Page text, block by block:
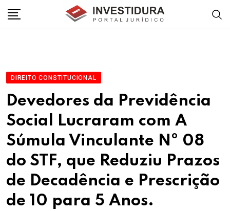
DIREITO CONSTITUCIONAL
Devedores da Previdência
Social Lucraram com A
Súmula Vinculante Nº 08
do STF, que Reduziu Prazos
de Decadência e Prescrição
de 10 para 5 Anos.